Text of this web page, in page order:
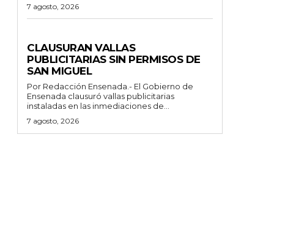
7 agosto, 2026
CLAUSURAN VALLAS
PUBLICITARIAS SIN PERMISOS DE
SAN MIGUEL
Por Redacción Ensenada.- El Gobierno de
Ensenada clausuró vallas publicitarias
instaladas en las inmediaciones de...
7 agosto, 2026